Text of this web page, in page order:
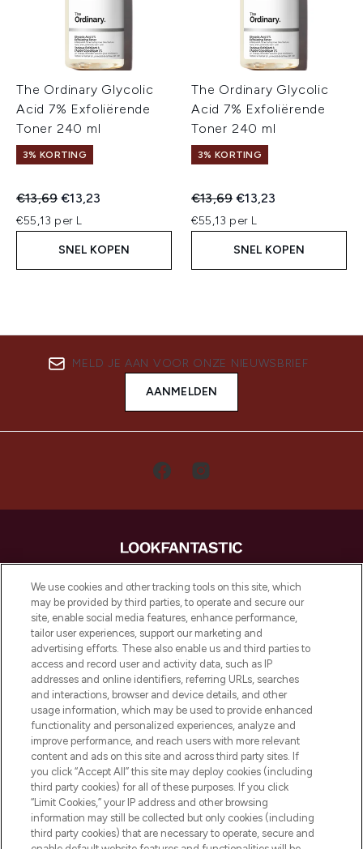
The Ordinary Glycolic
Acid 7% Exfoliërende
Toner 240 ml
3% KORTING
Recommended Retail Price:
€13,69Huidige prijs:
€13,23
€55,13 per L
SNEL KOPEN
The Ordinary Glycolic
Acid 7% Exfoliërende
Toner 240 ml
3% KORTING
Recommended Retail Price:
€13,69Huidige prijs:
€13,23
€55,13 per L
SNEL KOPEN
MELD JE AAN VOOR ONZE NIEUWSBRIEF
AANMELDEN
LOOKFANTASTIC is de ultieme online
beautybestemming van Europa, met de
beste huidverzorging, haarproducten en
make-up van meer dan 200 topmerken.
Shop online of via de app, met gratis
verzending vanaf €40.
Cookie-toestemming
Do Not Sell or Share My Personal
Information
HELP & INFORMATIE
BEDRIJFSINFORMATIE
We use cookies and other tracking tools on this site, which
may be provided by third parties, to operate and secure our
site, enable social media features, enhance performance,
tailor user experiences, support our marketing and
advertising efforts. These also enable us and third parties to
access and record user and activity data, such as IP
addresses and online identifiers, referring URLs, searches
and interactions, browser and device details, and other
usage information, which may be used to provide enhanced
functionality and personalized experiences, analyze and
improve performance, and reach users with more relevant
content and ads on this site and across third party sites. If
you click “Accept All” this site may deploy cookies (including
third party cookies) for all of these purposes. If you click
“Limit Cookies,” your IP address and other browsing
information may still be collected but only cookies (including
third party cookies) that are necessary to operate, secure and